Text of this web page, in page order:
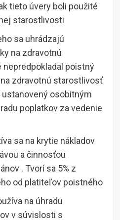
tieto úvery boli použité
starostlivosti
sa uhrádzajú
na zdravotnú
poistný
zdravotnú starostlivosť
osobitným
poplatkov za vedenie
sa na krytie nákladov
a činnosťou
. Tvorí sa 5% z
od platiteľov poistného
na úhradu
v súvislosti s